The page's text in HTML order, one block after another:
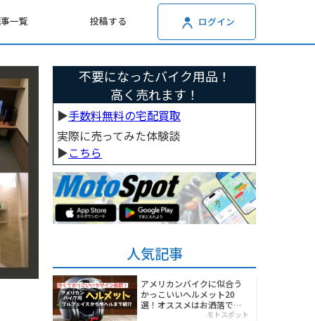
一覧 投稿する ログイン
不要になったバイク用品！
高く売れます！
▶︎手数料無料の宅配買取
実際に売ってみた体験談
▶︎こちら
人気記事
アメリカンバイクに似合う
かっこいいヘルメット20
選！オススメはお洒落でワ
モトスポット